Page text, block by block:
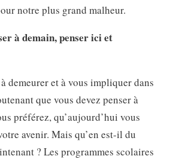
notre plus grand malheur.
à demain, penser ici et
demeurer et à vous impliquer dans
que vous devez penser à
préférez, qu’aujourd’hui vous
avenir. Mais qu’en est-il du
? Les programmes scolaires